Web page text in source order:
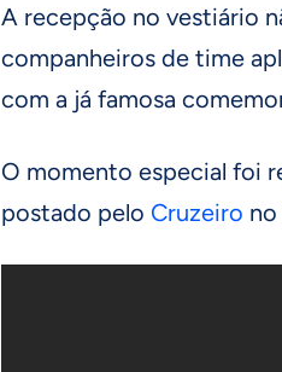
A recepção no vestiário
companheiros de time
com a já famosa
O momento especial foi
postado pelo Cruzeiro no